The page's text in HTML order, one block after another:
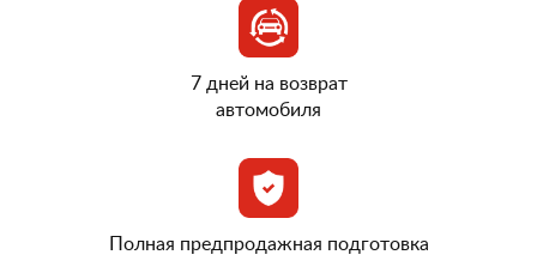
7 дней на возврат
автомобиля
Полная предпродажная подготовка